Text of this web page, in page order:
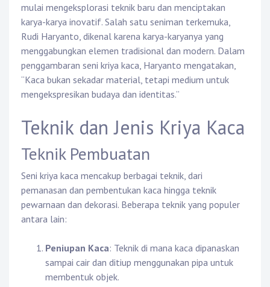
mulai mengeksplorasi teknik baru dan menciptakan
karya-karya inovatif. Salah satu seniman terkemuka,
Rudi Haryanto, dikenal karena karya-karyanya yang
menggabungkan elemen tradisional dan modern. Dalam
penggambaran seni kriya kaca, Haryanto mengatakan,
“Kaca bukan sekadar material, tetapi medium untuk
mengekspresikan budaya dan identitas.”
Teknik dan Jenis Kriya Kaca
Teknik Pembuatan
Seni kriya kaca mencakup berbagai teknik, dari
pemanasan dan pembentukan kaca hingga teknik
pewarnaan dan dekorasi. Beberapa teknik yang populer
antara lain:
Peniupan Kaca: Teknik di mana kaca dipanaskan
sampai cair dan ditiup menggunakan pipa untuk
membentuk objek.